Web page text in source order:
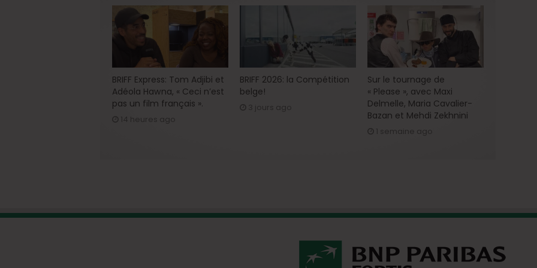
BRIFF Express: Tom Adjibi et
Adéola Hawna, « Ceci n’est
pas un film français ».
14 heures ago
BRIFF 2026: la Compétition
belge!
3 jours ago
Sur le tournage de
« Please », avec Maxi
Delmelle, Maria Cavalier-
Bazan et Mehdi Zekhnini
1 semaine ago